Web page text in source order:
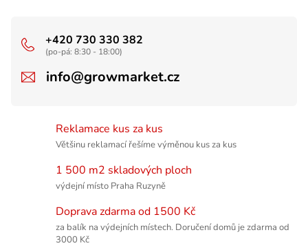
+420 730 330 382
(po-pá: 8:30 - 18:00)
info@growmarket.cz
Reklamace kus za kus
Většinu reklamací řešíme výměnou kus za kus
1 500 m2 skladových ploch
výdejní místo Praha Ruzyně
Doprava zdarma od 1500 Kč
za balík na výdejních místech. Doručení domů je zdarma od
3000 Kč